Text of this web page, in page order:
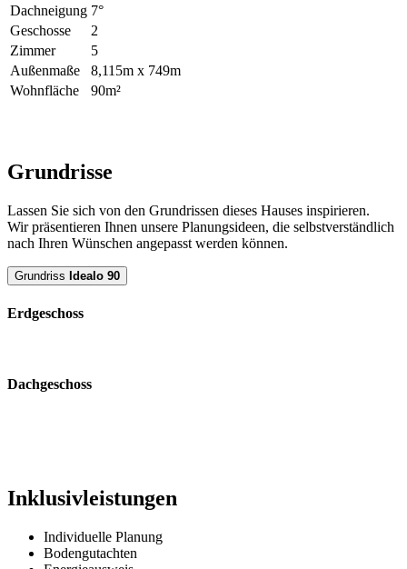
Dachneigung 7°
Geschosse
2
Zimmer
5
Außenmaße
8,115m x 749m
Wohnfläche
90m²
Grundrisse
Lassen Sie sich von den Grundrissen dieses Hauses inspirieren.
Wir präsentieren Ihnen unsere Planungsideen, die selbstverständlich
nach Ihren Wünschen angepasst werden können.
Grundriss Idealo 90
Erdgeschoss
Dachgeschoss
Inklusivleistungen
Individuelle Planung
Bodengutachten